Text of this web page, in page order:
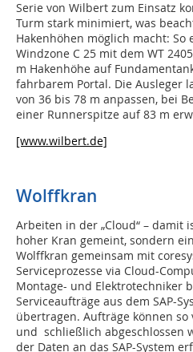
Serie von Wilbert zum Einsatz
Turm stark minimiert, was
Hakenhöhen möglich macht:
Windzone C 25 mit dem WT
m Hakenhöhe auf
fahrbarem Portal. Die Ausleger
von 36 bis 78 m anpassen, bei
einer Runnerspitze auf 83 m
[www.wilbert.de]
Wolffkran
Arbeiten in der „Cloud“ – damit
hoher Kran gemeint, sondern
Wolffkran gemeinsam mit
Serviceprozesse via Cloud-
Montage- und Elektrotechniker
Serviceaufträge aus dem SAP-
übertragen. Aufträge können
und schließlich abgeschlossen
der Daten an das SAP-System